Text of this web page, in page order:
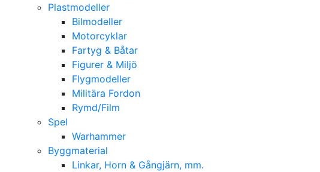
Plastmodeller
Bilmodeller
Motorcyklar
Fartyg & Båtar
Figurer & Miljö
Flygmodeller
Militära Fordon
Rymd/Film
Spel
Warhammer
Byggmaterial
Linkar, Horn & Gångjärn, mm.